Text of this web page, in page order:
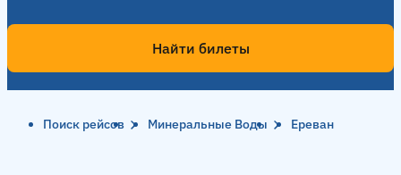
Найти билеты
Поиск рейсов Минеральные Воды Ереван